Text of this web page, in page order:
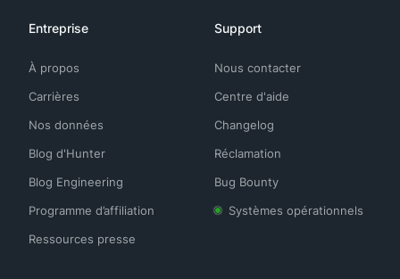
Entreprise
À propos
Carrières
Nos données
Blog d'Hunter
Blog Engineering
Programme d’affiliation
Ressources presse
Support
Nous contacter
Centre d'aide
Changelog
Réclamation
Bug Bounty
Systèmes opérationnels